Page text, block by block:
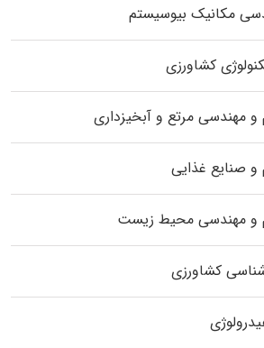
مکانیک بیوسیستم
کشاورزی
و مهندسی مرتع و آبخیزداری
و صنایع غذایی
و مهندسی محیط زیست
کشاورزی